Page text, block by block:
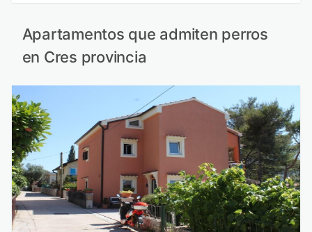
Apartamentos que admiten perros
en Cres provincia